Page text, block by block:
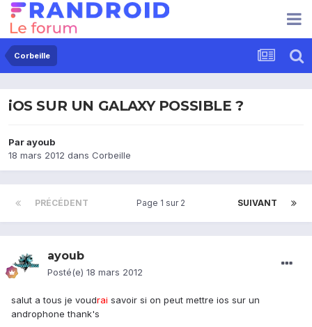
Corbeille
iOS SUR UN GALAXY POSSIBLE ?
Parayoub
18 mars 2012 dans Corbeille
PRÉCÉDENT SUIVANT
Page 1 sur 2
ayoub
Posté(e) 18 mars 2012
salut a tous je voudrai savoir si on peut mettre ios sur un
androphone thank's